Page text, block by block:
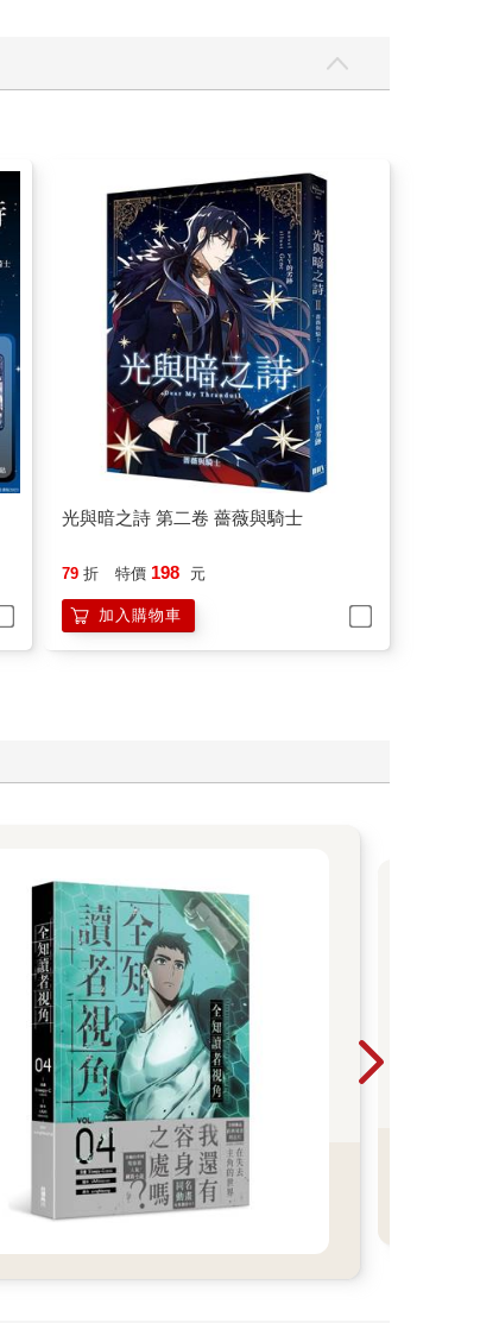
光與暗之詩 第二卷 薔薇與騎士
79 折 特價 198 元
加入購物車